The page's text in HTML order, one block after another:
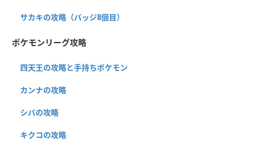
サカキの攻略（バッジ8個目）
ポケモンリーグ攻略
四天王の攻略と手持ちポケモン
カンナの攻略
シバの攻略
キクコの攻略